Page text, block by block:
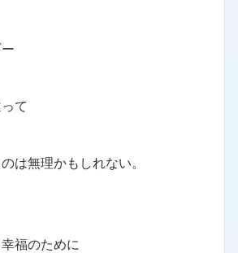
て
は無理かもしれない。
福のために